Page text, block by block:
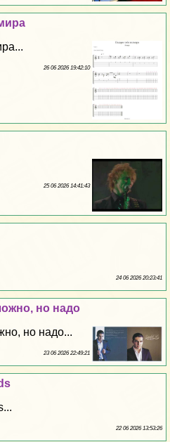
26 06 2026 19:42:10
25 06 2026 14:41:43
24 06 2026 20:23:41
но надо
но надо...
23 06 2026 22:49:21
22 06 2026 13:53:26